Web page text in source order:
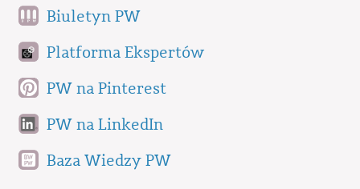
Biuletyn PW
Platforma Ekspertów
PW na Pinterest
PW na LinkedIn
Baza Wiedzy PW